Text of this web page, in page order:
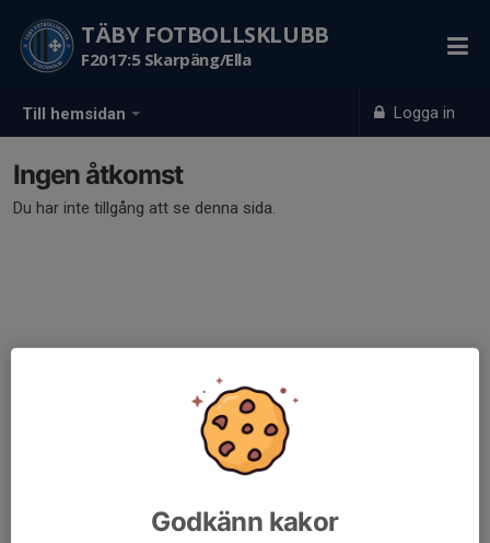
Till hemsidan Logga in
TÄBY FOTBOLLSKLUBB
F2017:5 Skarpäng/Ella
Ingen åtkomst
Du har inte tillgång att se denna sida.
Godkänn kakor